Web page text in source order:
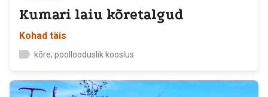
Kumari laiu kõretalgud
Kohad täis
kõre, poollooduslik kooslus